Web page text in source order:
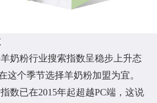
奶粉行业搜索指数呈稳步上升态
这个季节选择羊奶粉加盟为宜。
数已在2015年起超越PC端，这说